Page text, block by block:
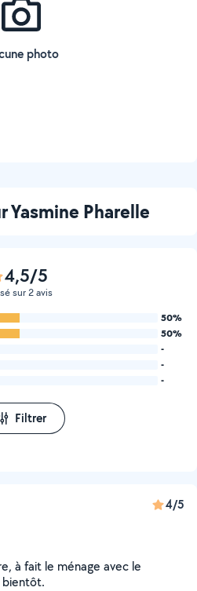
photo
Yasmine Pharelle
4,5/5
sur 2 avis
50%
50%
-
-
-
Filtrer
4/5
à fait le ménage avec le
bientôt.